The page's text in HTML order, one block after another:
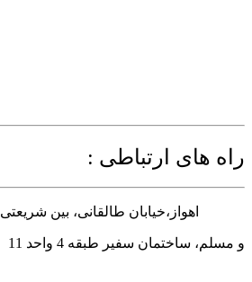
راه های ارتباطی :
اهواز،خیابان طالقانی، بین شریعتی
و مسلم، ساختمان سفیر طبقه 4 واحد 11